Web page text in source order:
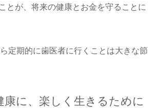
が、将来の健康とお金を守ることに
定期的に歯医者に行くことは大きな節
康に、楽しく生きるために